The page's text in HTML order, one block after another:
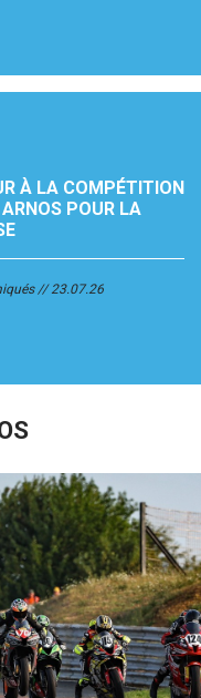
À LA COMPÉTITION
POUR LA
23.07.26